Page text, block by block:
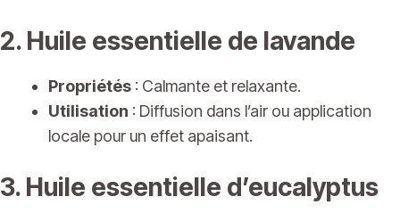
2. Huile essentielle de lavande
Propriétés : Calmante et relaxante.
Utilisation : Diffusion dans l’air ou application
locale pour un effet apaisant.
3. Huile essentielle d’eucalyptus